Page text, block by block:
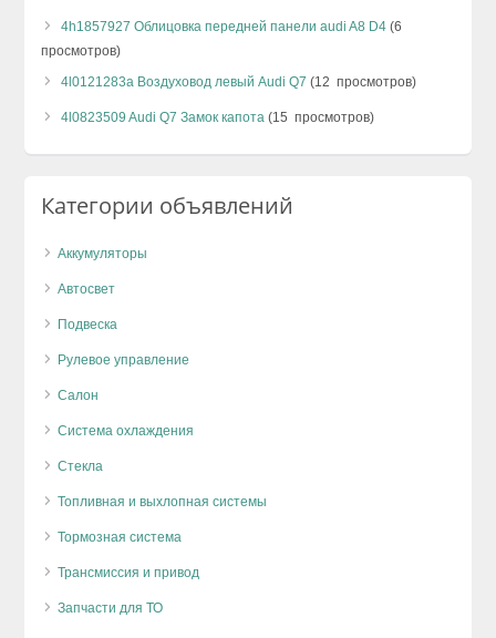
4h1857927 Облицовка передней панели audi A8 D4 (6
просмотров)
4l0121283a Воздуховод левый Audi Q7 (12 просмотров)
4l0823509 Audi Q7 Замок капота (15 просмотров)
Категории объявлений
Аккумуляторы
Автосвет
Подвеска
Рулевое управление
Салон
Система охлаждения
Стекла
Топливная и выхлопная системы
Тормозная система
Трансмиссия и привод
Запчасти для ТО